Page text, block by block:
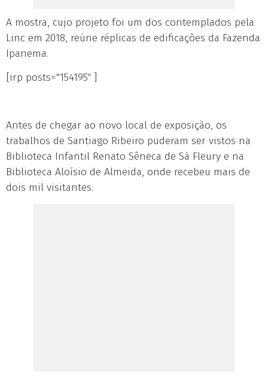
A mostra, cujo projeto foi um dos contemplados pela
Linc em 2018, reúne réplicas de edificações da Fazenda
Ipanema.
[irp posts="154195" ]
Antes de chegar ao novo local de exposição, os
trabalhos de Santiago Ribeiro puderam ser vistos na
Biblioteca Infantil Renato Sêneca de Sá Fleury e na
Biblioteca Aloísio de Almeida, onde recebeu mais de
dois mil visitantes.